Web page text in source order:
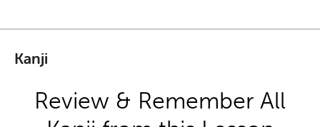
Kanji
Review & Remember All